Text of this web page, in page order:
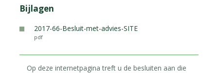
Bijlagen
2017-66-Besluit-met-advies-SITE
pdf
Op deze internetpagina treft u de besluiten aan die